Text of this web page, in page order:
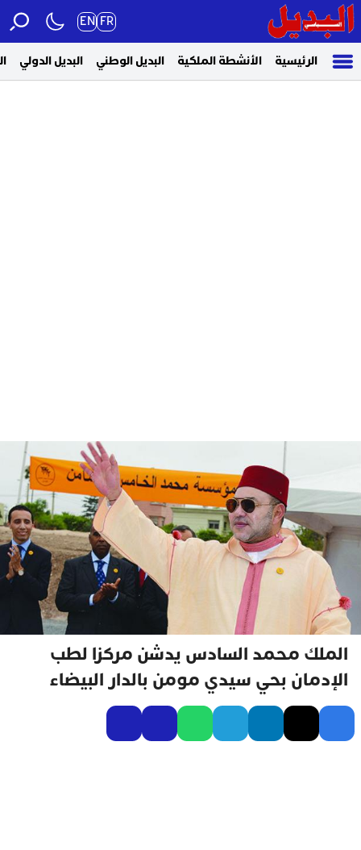
FR
EN
الرئيسية الأنشطة الملكية البديل الوطني البديل الدولي
الملك محمد السادس يدشن مركزا لطب
الإدمان بحي سيدي مومن بالدار البيضاء